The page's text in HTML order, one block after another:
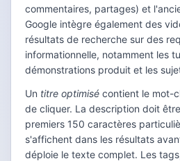
commentaires, partages) et
Google intègre également des
résultats de recherche sur des
informationnelle, notamment les
démonstrations produit et les
Un titre optimisé contient le mot-
de cliquer. La description doit
premiers 150 caractères
s'affichent dans les résultats
déploie le texte complet. Les